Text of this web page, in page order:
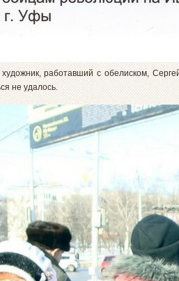
работавший с обелиском,
не удалось.